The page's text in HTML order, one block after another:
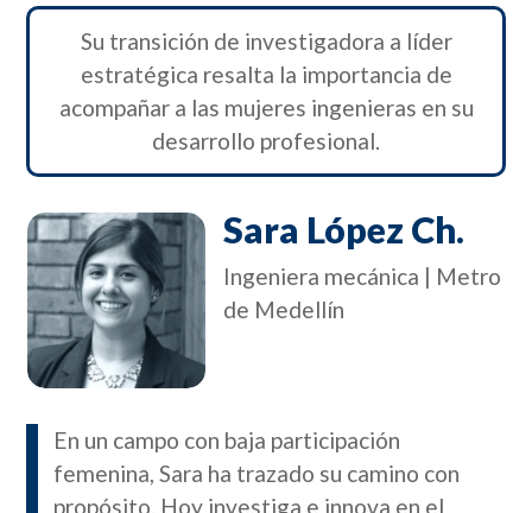
Su transición de investigadora a líder
estratégica resalta la importancia de
acompañar a las mujeres ingenieras en su
desarrollo profesional.
Sara López Ch.
Ingeniera mecánica | Metro
de Medellín
En un campo con baja participación
femenina, Sara ha trazado su camino con
propósito. Hoy investiga e innova en el